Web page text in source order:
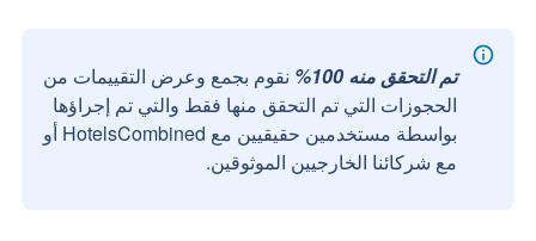
تم التحقق منه 100%
نقوم بجمع وعرض التقييمات من
الحجوزات التي تم التحقق منها فقط والتي تم إجراؤها
بواسطة مستخدمين حقيقيين مع HotelsCombined أو
مع شركائنا الخارجيين الموثوقين.